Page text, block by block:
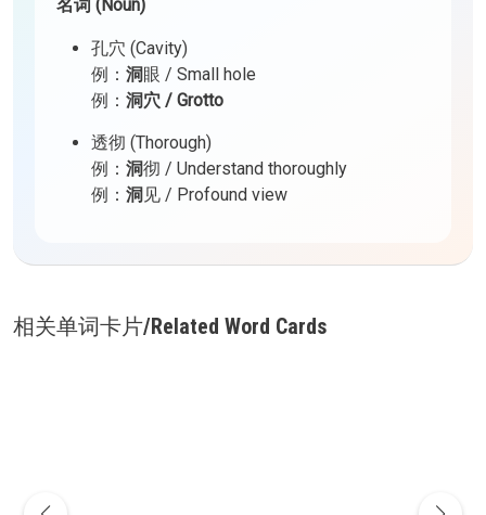
名词 (Noun)
孔穴 (Cavity)
例： 洞眼 / Small hole
例： 洞穴 / Grotto
透彻 (Thorough)
例： 洞彻 / Understand thoroughly
例： 洞 见 / Profound view
相关单词卡片/Related Word Cards